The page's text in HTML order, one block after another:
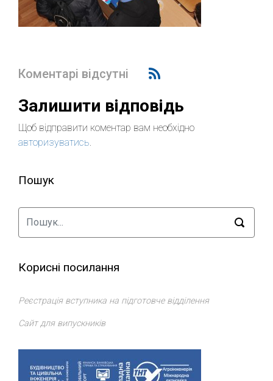
Коментарі відсутні
Залишити відповідь
Щоб відправити коментар вам необхідно
авторизуватись.
Пошук
Корисні посилання
Реєстрація вступника на підготовче відділення
Сайт для випускників